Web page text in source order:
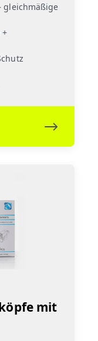
gleichmäßige
+
mit